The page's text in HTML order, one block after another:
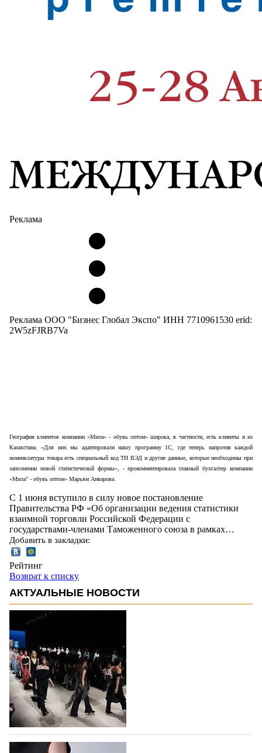
Реклама
Реклама ООО "Бизнес Глобал Экспо" ИНН 7710961530 erid:
2W5zFJRB7Va
География клиентов компании «Мила» - обувь оптом» широка, в частности, есть клиенты и из
Казахстана. «Для них мы адаптировали нашу программу 1С, где теперь напротив каждой
номенклатуры товара есть специальный код ТН ВЭД и другие данные, которые необходимы при
заполнении новой статистической формы», - прокомментировала главный бухгалтер компании
«Мила" - обувь оптом» Марьям Анварова.
С 1 июня вступило в силу новое постановление
Правительства РФ «Об организации ведения статистики
взаимной торговли Российской Федерации с
государствами-членами Таможенного союза в рамках…
Добавить в закладки:
Рейтинг
Возврат к списку
АКТУАЛЬНЫЕ НОВОСТИ
На участие в Московской неделе моды